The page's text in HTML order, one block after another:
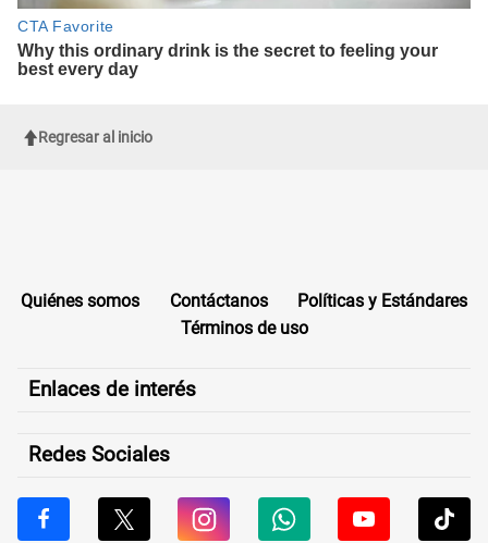
Regresar al inicio
Quiénes somos Contáctanos
Políticas y Estándares
Términos de uso
Enlaces de interés
Redes Sociales